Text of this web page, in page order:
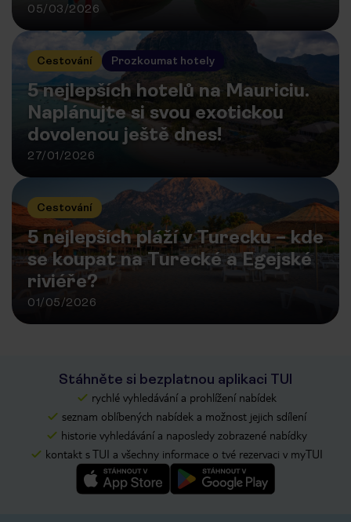
05/03/2026
Cestování Prozkoumat hotely
5 nejlepších hotelů na Mauriciu.
Naplánujte si svou exotickou
dovolenou ještě dnes!
27/01/2026
Cestování
5 nejlepších pláží v Turecku – kde
se koupat na Turecké a Egejské
riviéře?
01/05/2026
Stáhněte si bezplatnou aplikaci TUI
rychlé vyhledávání a prohlížení nabídek
seznam oblíbených nabídek a možnost jejich sdílení
historie vyhledávání a naposledy zobrazené nabídky
kontakt s TUI a všechny informace o tvé rezervaci v myTUI